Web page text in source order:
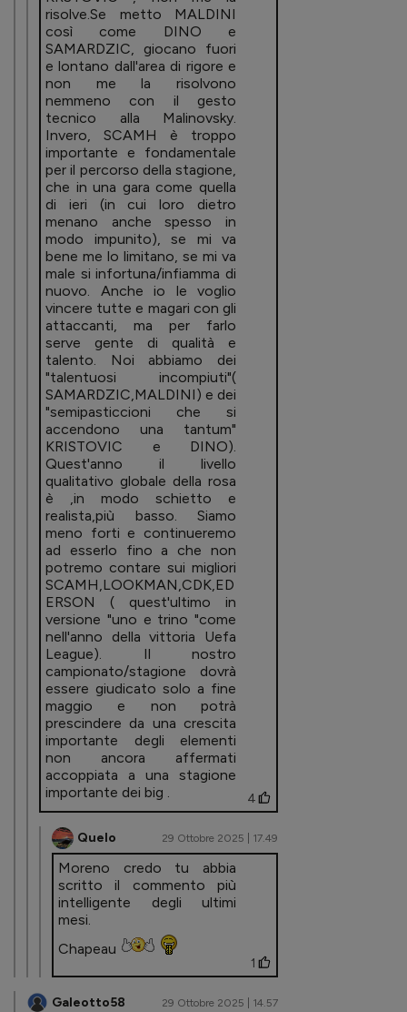
risolve.Se metto MALDINI
così come DINO e
SAMARDZIC, giocano fuori
e lontano dall'area di rigore e
non me la risolvono
nemmeno con il gesto
tecnico alla Malinovsky.
Invero, SCAMH è troppo
importante e fondamentale
per il percorso della stagione,
che in una gara come quella
di ieri (in cui loro dietro
menano anche spesso in
modo impunito), se mi va
bene me lo limitano, se mi va
male si infortuna/infiamma di
nuovo. Anche io le voglio
vincere tutte e magari con gli
attaccanti, ma per farlo
serve gente di qualità e
talento. Noi abbiamo dei
"talentuosi incompiuti"(
SAMARDZIC,MALDINI) e dei
"semipasticcioni che si
accendono una tantum"
KRISTOVIC e DINO).
Quest'anno il livello
qualitativo globale della rosa
è ,in modo schietto e
realista,più basso. Siamo
meno forti e continueremo
ad esserlo fino a che non
potremo contare sui migliori
SCAMH,LOOKMAN,CDK,ED
ERSON ( quest'ultimo in
versione "uno e trino "come
nell'anno della vittoria Uefa
League). Il nostro
campionato/stagione dovrà
essere giudicato solo a fine
maggio e non potrà
prescindere da una crescita
importante degli elementi
non ancora affermati
accoppiata a una stagione
importante dei big .
4
Quelo 29 Ottobre 2025 | 17.49
Moreno credo tu abbia
scritto il commento più
intelligente degli ultimi
mesi.
Chapeau
1
Galeotto58 29 Ottobre 2025 | 14.57